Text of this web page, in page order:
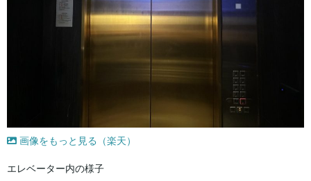
画像をもっと見る（楽天）
エレベーター内の様子